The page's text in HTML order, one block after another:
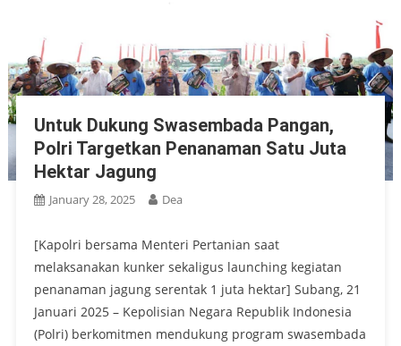
Untuk Dukung Swasembada Pangan,
Polri Targetkan Penanaman Satu Juta
Hektar Jagung
January 28, 2025 Dea
[Kapolri bersama Menteri Pertanian saat
melaksanakan kunker sekaligus launching kegiatan
penanaman jagung serentak 1 juta hektar] Subang, 21
Januari 2025 – Kepolisian Negara Republik Indonesia
(Polri) berkomitmen mendukung program swasembada